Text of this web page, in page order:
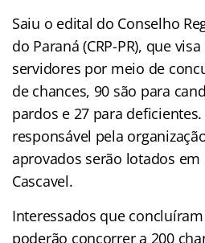
Saiu o edital do Conselho
do Paraná (CRP-PR), que
servidores por meio de
de chances, 90 são para
pardos e 27 para
responsável pela
aprovados serão lotados
Cascavel.
Interessados que
poderão concorrer a 200